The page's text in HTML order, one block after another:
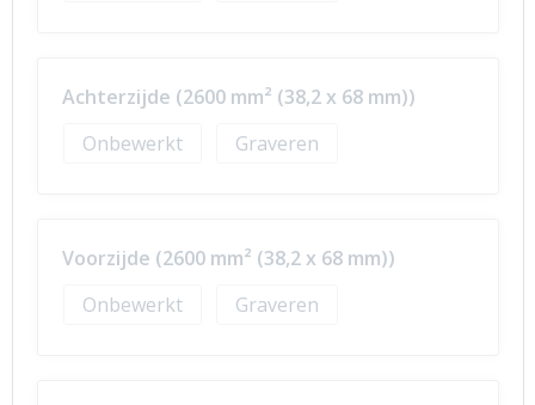
Achterzijde (2600 mm² (38,2 x 68 mm))
Onbewerkt
Graveren
Voorzijde (2600 mm² (38,2 x 68 mm))
Onbewerkt
Graveren